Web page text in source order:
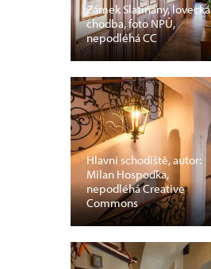
Zámek Slatiňany, lovecká
chodba, foto NPÚ,
nepodléhá CC
Hlavní schodiště, autor:
Milan Hospodka,
nepodléhá Creative
Commons